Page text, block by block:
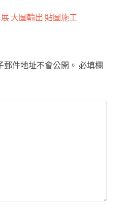
大圖輸出 貼圖施工
件地址不會公開。 必填欄